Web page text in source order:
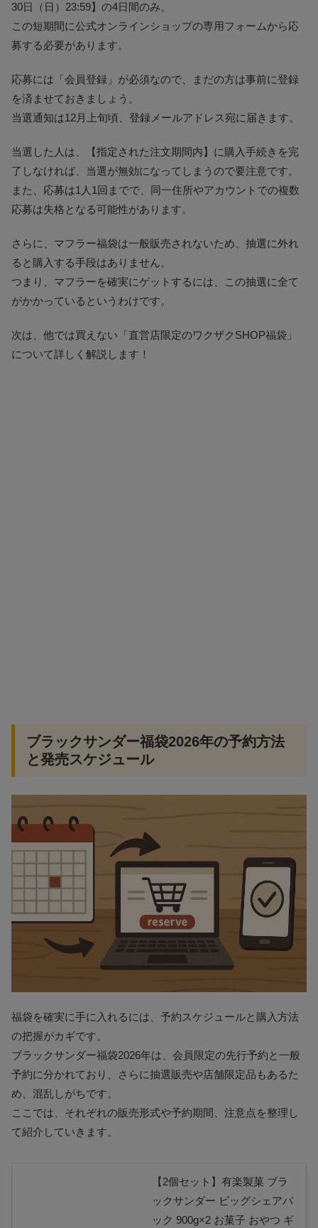
30日（日）23:59】の4日間のみ。
この短期間に公式オンラインショップの専用フォームから応
募する必要があります。
応募には「会員登録」が必須なので、まだの方は事前に登録
を済ませておきましょう。
当選通知は12月上旬頃、登録メールアドレス宛に届きます。
当選した人は、【指定された注文期間内】に購入手続きを完
了しなければ、当選が無効になってしまうので要注意です。
また、応募は1人1回までで、同一住所やアカウントでの複数
応募は失格となる可能性があります。
さらに、マフラー福袋は一般販売されないため、抽選に外れ
ると購入する手段はありません。
つまり、マフラーを確実にゲットするには、この抽選に全て
がかかっているというわけです。
次は、他では買えない「直営店限定のワクザクSHOP福袋」
について詳しく解説します！
ブラックサンダー福袋2026年の予約方法
と発売スケジュール
福袋を確実に手に入れるには、予約スケジュールと購入方法
の把握がカギです。
ブラックサンダー福袋2026年は、会員限定の先行予約と一般
予約に分かれており、さらに抽選販売や店舗限定品もあるた
め、混乱しがちです。
ここでは、それぞれの販売形式や予約期間、注意点を整理し
て紹介していきます。
【2個セット】有楽製菓 ブラ
ックサンダー ビッグシェアパ
ック 900g×2 お菓子 おやつ ギ